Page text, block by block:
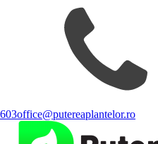
603office@putereaplantelor.ro